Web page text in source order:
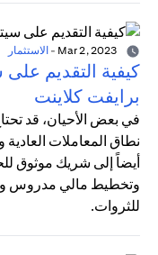
- الاستثمار
كيفية التقديم
برايفت كلاينت
في بعض الأحيان، قد
نطاق المعاملات العادية
أيضاً إلى شريك موثوق
وتخطيط مالي مدروس
للثروات.